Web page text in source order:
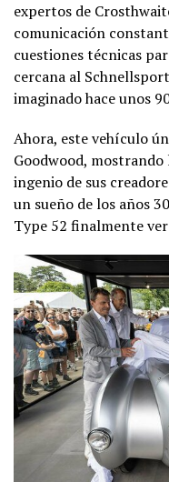
expertos de
comunicación
cuestiones técnicas
cercana al
imaginado hace unos
Ahora, este vehículo
Goodwood,
ingenio de sus
un sueño de los años
Type 52 finalmente